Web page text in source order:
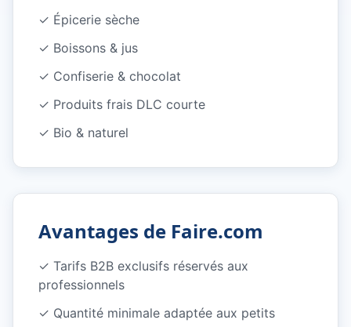
✓ Épicerie sèche
✓ Boissons & jus
✓ Confiserie & chocolat
✓ Produits frais DLC courte
✓ Bio & naturel
Avantages de Faire.com
✓ Tarifs B2B exclusifs réservés aux
professionnels
✓ Quantité minimale adaptée aux petits